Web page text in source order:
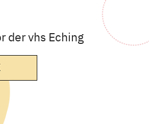
der vhs Eching